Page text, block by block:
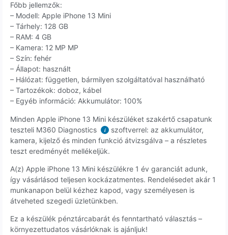
Főbb jellemzők:
– Modell: Apple iPhone 13 Mini
– Tárhely: 128 GB
– RAM: 4 GB
– Kamera: 12 MP MP
– Szín: fehér
– Állapot: használt
– Hálózat: független, bármilyen szolgáltatóval használható
– Tartozékok: doboz, kábel
– Egyéb információ: Akkumulátor: 100%
Minden Apple iPhone 13 Mini készüléket szakértő csapatunk
teszteli M360 Diagnostics
i
szoftverrel: az akkumulátor,
kamera, kijelző és minden funkció átvizsgálva – a részletes
teszt eredményét mellékeljük.
A(z) Apple iPhone 13 Mini készülékre 1 év garanciát adunk,
így vásárlásod teljesen kockázatmentes. Rendelésedet akár 1
munkanapon belül kézhez kapod, vagy személyesen is
átveheted szegedi üzletünkben.
Ez a készülék pénztárcabarát és fenntartható választás –
környezettudatos vásárlóknak is ajánljuk!